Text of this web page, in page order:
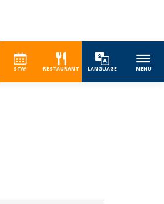
STAY RESTAURANT LANGUAGE MENU